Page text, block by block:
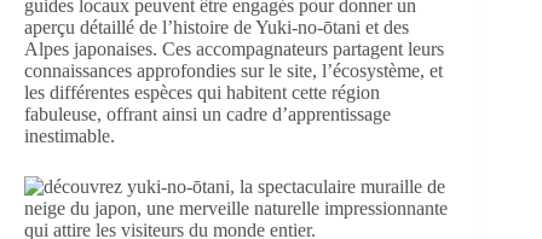
guides locaux peuvent être engagés pour donner un
aperçu détaillé de l’histoire de Yuki-no-ōtani et des
Alpes japonaises. Ces accompagnateurs partagent leurs
connaissances approfondies sur le site, l’écosystème, et
les différentes espèces qui habitent cette région
fabuleuse, offrant ainsi un cadre d’apprentissage
inestimable.